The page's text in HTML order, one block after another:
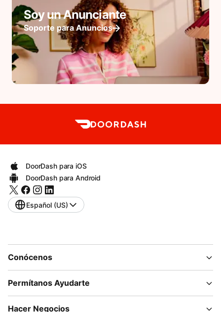
Soy un Anunciante
Soporte para Anuncios
DoorDash para iOS
DoorDash para Android
Español (US)
Conócenos
Permítanos Ayudarte
Hacer Negocios